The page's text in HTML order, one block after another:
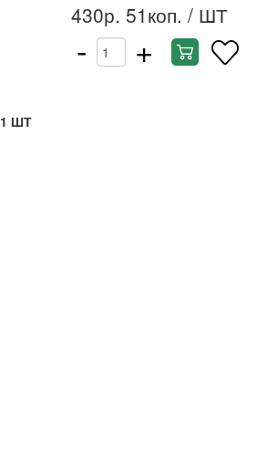
430р. 51коп. / ШТ
- +
1 ШТ